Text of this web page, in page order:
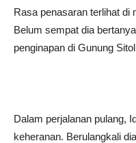
Rasa penasaran terlihat di
Belum sempat dia
penginapan di Gunung
Dalam perjalanan pulang,
keheranan. Berulangkali